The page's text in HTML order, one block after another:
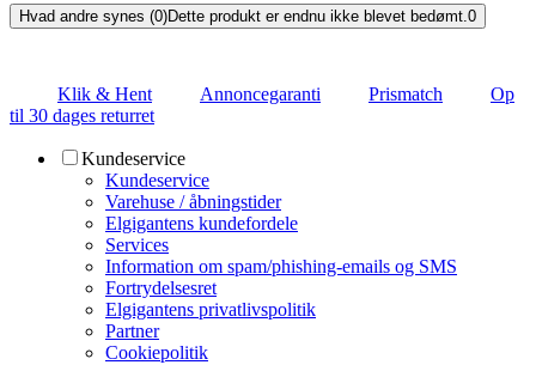
Hvad andre synes (0)Dette produkt er endnu ikke blevet bedømt.0
Klik & Hent Annoncegaranti Prismatch
Op
til 30 dages returret
Kundeservice
Kundeservice
Varehuse / åbningstider
Elgigantens kundefordele
Services
Information om spam/phishing-emails og SMS
Fortrydelsesret
Elgigantens privatlivspolitik
Partner
Cookiepolitik